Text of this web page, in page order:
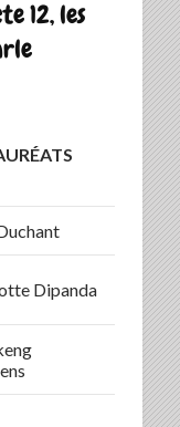
12, les
Dipanda